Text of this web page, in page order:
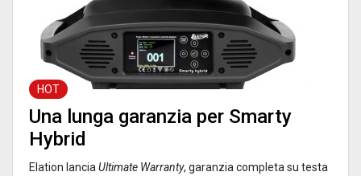
HOT
Una lunga garanzia per Smarty
Hybrid
Elation lancia Ultimate Warranty, garanzia completa su testa